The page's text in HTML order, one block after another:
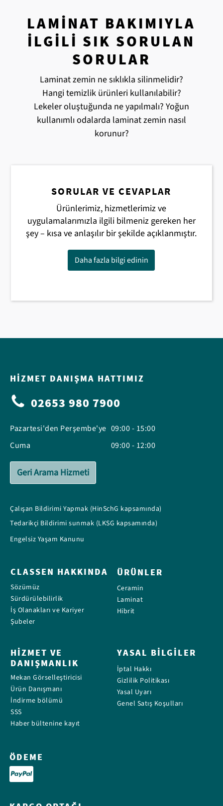
LAMINAT BAKIMIYLA
İLGILI SIK SORULAN
SORULAR
Laminat zemin ne sıklıkla silinmelidir?
Hangi temizlik ürünleri kullanılabilir?
Lekeler oluştuğunda ne yapılmalı? Yoğun
kullanımlı odalarda laminat zemin nasıl
korunur?
SORULAR VE CEVAPLAR
Ürünlerimiz, hizmetlerimiz ve
uygulamalarımızla ilgili bilmeniz gereken her
şey – kısa ve anlaşılır bir şekilde açıklanmıştır.
Daha fazla bilgi edinin
HIZMET DANIŞMA HATTIMIZ
02653 980 7900
Pazartesi'den Perşembe'ye
Cuma
09:00 - 15:00
09:00 - 12:00
Geri Arama Hizmeti
Çalışan Bildirimi Yapmak (HinSchG kapsamında)
Tedarikçi Bildirimi sunmak (LKSG kapsamında)
Engelsiz Yaşam Kanunu
CLASSEN HAKKINDA
Sözümüz
Sürdürülebilirlik
İş Olanakları ve Kariyer
Şubeler
ÜRÜNLER
Ceramin
Laminat
Hibrit
HIZMET VE
DANIŞMANLIK
Mekan Görselleştiricisi
Ürün Danışmanı
İndirme bölümü
SSS
Haber bültenine kayıt
YASAL BILGILER
İptal Hakkı
Gizlilik Politikası
Yasal Uyarı
Genel Satış Koşulları
ÖDEME